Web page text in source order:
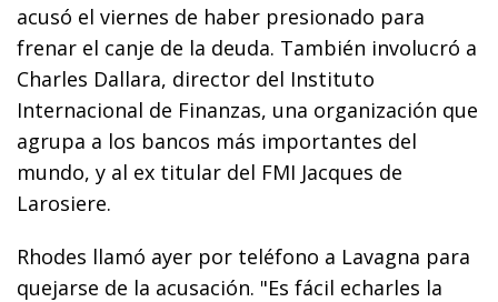
acusó el viernes de haber presionado para
frenar el canje de la deuda. También involucró a
Charles Dallara, director del Instituto
Internacional de Finanzas, una organización que
agrupa a los bancos más importantes del
mundo, y al ex titular del FMI Jacques de
Larosiere.
Rhodes llamó ayer por teléfono a Lavagna para
quejarse de la acusación. "Es fácil echarles la